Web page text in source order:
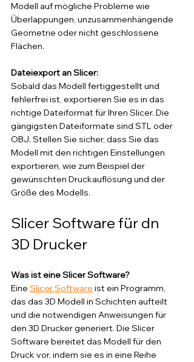
Modell auf mögliche Probleme wie
Überlappungen, unzusammenhängende
Geometrie oder nicht geschlossene
Flächen.
Dateiexport an Slicer:
Sobald das Modell fertiggestellt und
fehlerfrei ist, exportieren Sie es in das
richtige Dateiformat für Ihren Slicer. Die
gängigsten Dateiformate sind STL oder
OBJ. Stellen Sie sicher, dass Sie das
Modell mit den richtigen Einstellungen
exportieren, wie zum Beispiel der
gewünschten Druckauflösung und der
Größe des Modells.
Slicer Software für dn
3D Drucker
Was ist eine Slicer Software?
Eine Slicer Software ist ein Programm,
das das 3D Modell in Schichten aufteilt
und die notwendigen Anweisungen für
den 3D Drucker generiert. Die Slicer
Software bereitet das Modell für den
Druck vor, indem sie es in eine Reihe